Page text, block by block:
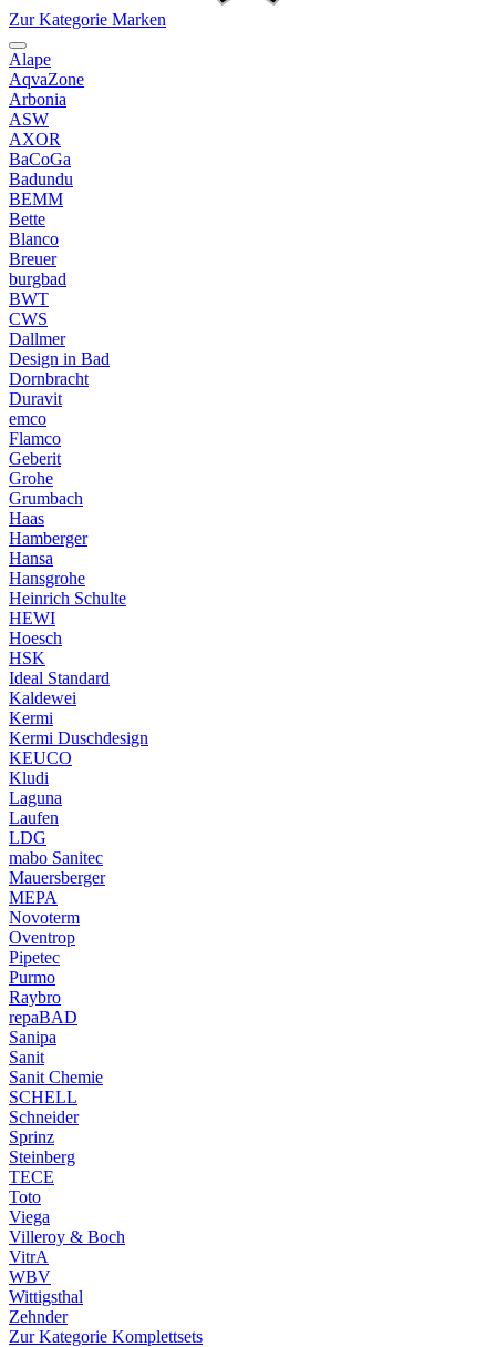
Zur Kategorie Marken
Alape
AqvaZone
Arbonia
ASW
AXOR
BaCoGa
Badundu
BEMM
Bette
Blanco
Breuer
burgbad
BWT
CWS
Dallmer
Design in Bad
Dornbracht
Duravit
emco
Flamco
Geberit
Grohe
Grumbach
Haas
Hamberger
Hansa
Hansgrohe
Heinrich Schulte
HEWI
Hoesch
HSK
Ideal Standard
Kaldewei
Kermi
Kermi Duschdesign
KEUCO
Kludi
Laguna
Laufen
LDG
mabo Sanitec
Mauersberger
MEPA
Novoterm
Oventrop
Pipetec
Purmo
Raybro
repaBAD
Sanipa
Sanit
Sanit Chemie
SCHELL
Schneider
Sprinz
Steinberg
TECE
Toto
Viega
Villeroy & Boch
VitrA
WBV
Wittigsthal
Zehnder
Zur Kategorie Komplettsets